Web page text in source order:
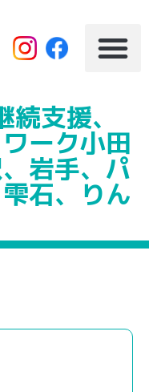
支援、
ーク小田
岩手、パ
石、りん